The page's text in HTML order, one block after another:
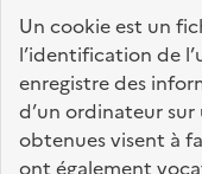
Un cookie est un
l’identification de
enregistre des
d’un ordinateur sur
obtenues visent à
ont également
FRANÇAISE
fonction-